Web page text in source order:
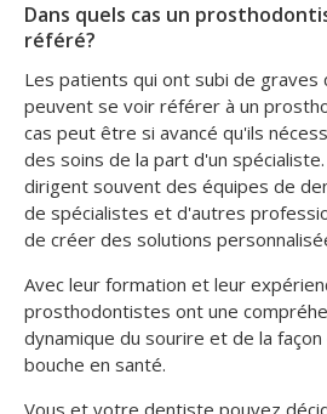
Dans quels cas un
référé?
Les patients qui ont subi de graves
peuvent se voir référer à un
cas peut être si avancé qu'ils
des soins de la part d'un
dirigent souvent des équipes de
de spécialistes et d'autres
de créer des solutions
Avec leur formation et leur
prosthodontistes ont une
dynamique du sourire et de la
bouche en santé.